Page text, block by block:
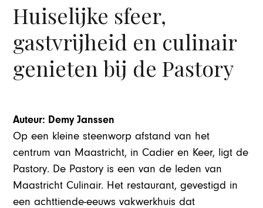
Huiselijke sfeer,
gastvrijheid en culinair
genieten bij de Pastory
Auteur: Demy Janssen
Op een kleine steenworp afstand van het
centrum van Maastricht, in Cadier en Keer, ligt de
Pastory. De Pastory is een van de leden van
Maastricht Culinair. Het restaurant, gevestigd in
een achttiende-eeuws vakwerkhuis dat